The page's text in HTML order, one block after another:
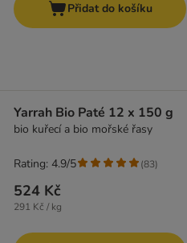
Přidat do košíku
Yarrah Bio Paté 12 x 150 g
bio kuřecí a bio mořské řasy
524 Kč
291 Kč / kg
Rating: 4.9/5 (83)